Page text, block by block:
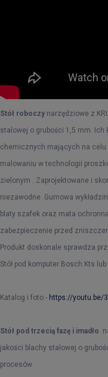
Stół roboczy narzędziowe z
stalowej o grubości 1,5 mm.
chemicznych mających na
malowaniu w technologii
zielonym . Zaprojektowane i
niezawodne .Gumowa
blaty szafek oraz mata
zabezpieczenie przed
Produkt doskonale sprawdza
Stół pod komputer Bosch Kts lub
Katalog i foto - https://youtu.be/
Stół pod trzecią fazę i imadło
jakości blachy stalowej o
procesów